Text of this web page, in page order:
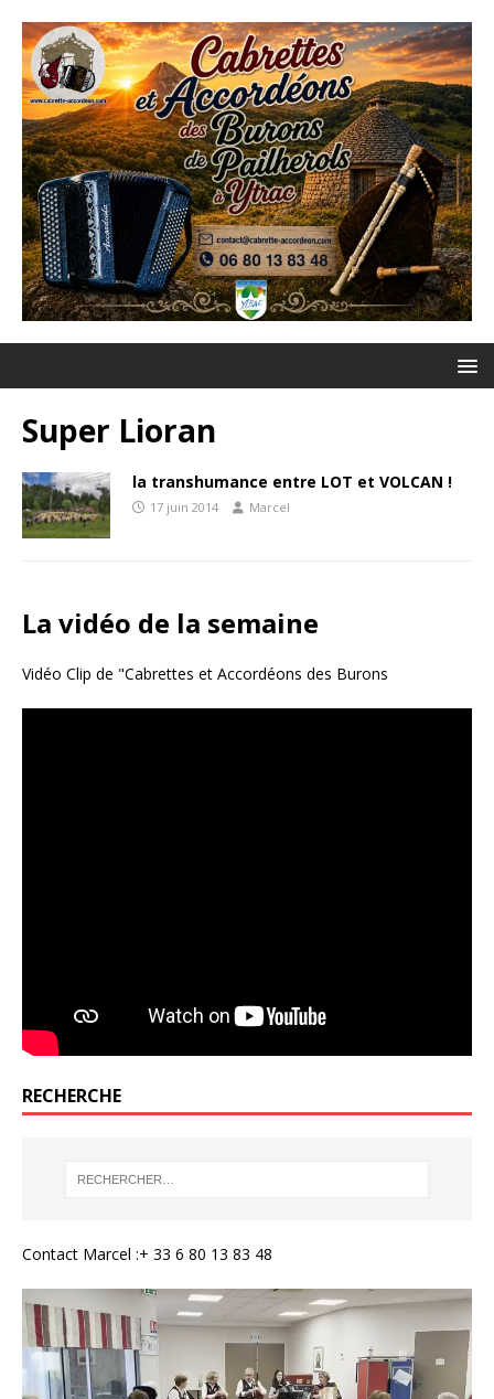
Super Lioran
la transhumance entre LOT et VOLCAN !
17 juin 2014 Marcel
La vidéo de la semaine
Vidéo Clip de "Cabrettes et Accordéons des Burons
RECHERCHE
Contact Marcel :+ 33 6 80 13 83 48